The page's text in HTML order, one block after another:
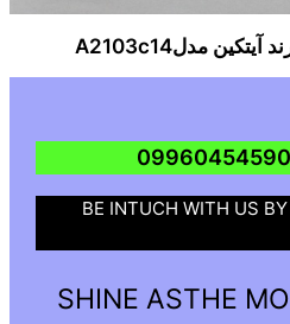
BE INTUCH WITH US
SHINE ASTHE